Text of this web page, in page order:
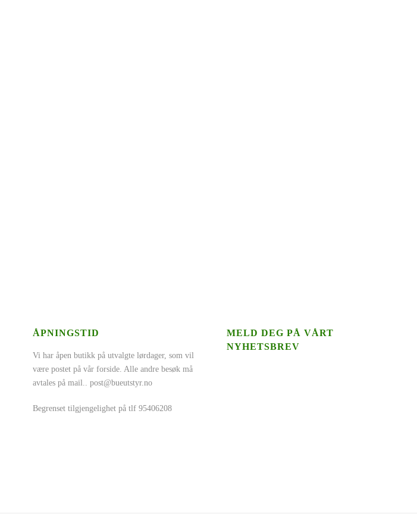
ÅPNINGSTID
Vi har åpen butikk på utvalgte lørdager, som vil
være postet på vår forside. Alle andre besøk må
avtales på mail..post@bueutstyr.no
Begrenset tilgjengelighet på tlf 95406208
MELD DEG PÅ VÅRT
NYHETSBREV